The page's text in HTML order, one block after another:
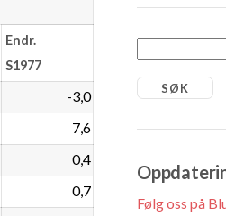
Endr.
S1977
-3,0
7,6
0,4
0,7
Følg oss på